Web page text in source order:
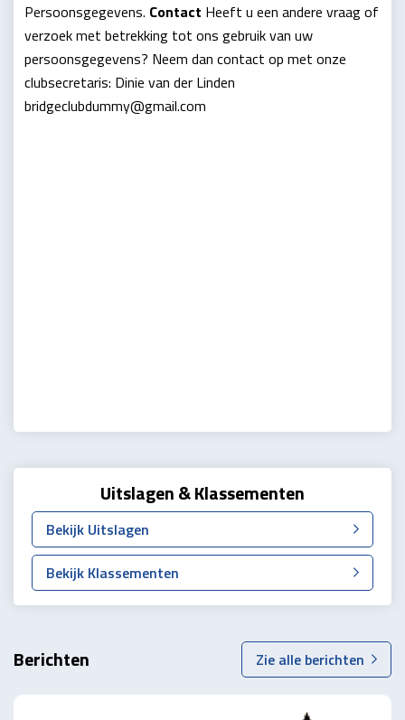
Persoonsgegevens. Contact Heeft u een andere vraag of
verzoek met betrekking tot ons gebruik van uw
persoonsgegevens? Neem dan contact op met onze
clubsecretaris: Dinie van der Linden
bridgeclubdummy@gmail.com
Uitslagen & Klassementen
Bekijk Uitslagen
Bekijk Klassementen
Berichten Zie alle berichten